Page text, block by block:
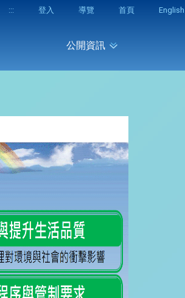
::: 登入 導覽 首頁 English
公開資訊